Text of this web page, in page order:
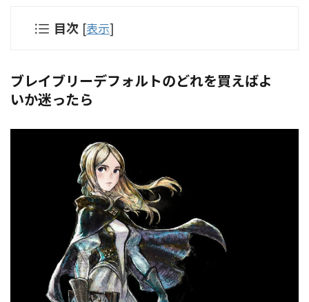
目次 [表示]
ブレイブリーデフォルトのどれを買えばよ
いか迷ったら